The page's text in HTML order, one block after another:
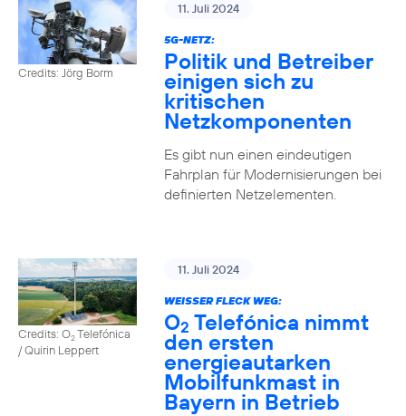
Credits: Jörg Borm
11. Juli 2024
5G-NETZ:
Politik und Betreiber
einigen sich zu
kritischen
Netzkomponenten
Es gibt nun einen eindeutigen
Fahrplan für Modernisierungen bei
definierten Netzelementen.
Credits: O2Telefónica
/ Quirin Leppert
11. Juli 2024
WEISSER FLECK WEG:
O2 Telefónica nimmt
den ersten
energieautarken
Mobilfunkmast in
Bayern in Betrieb